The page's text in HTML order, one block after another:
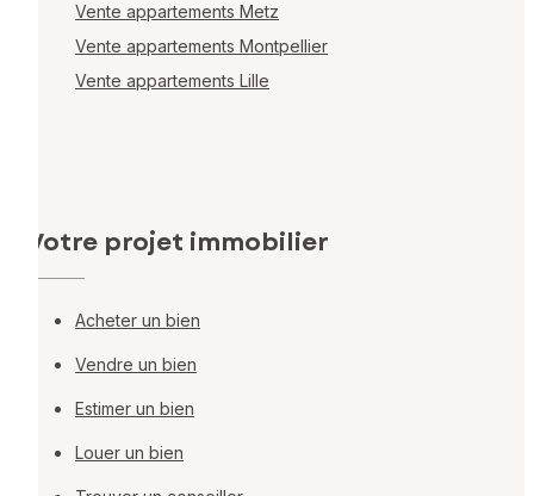
Vente appartements Metz
Vente appartements Montpellier
Vente appartements Lille
Votre projet immobilier
Acheter un bien
Vendre un bien
Estimer un bien
Louer un bien